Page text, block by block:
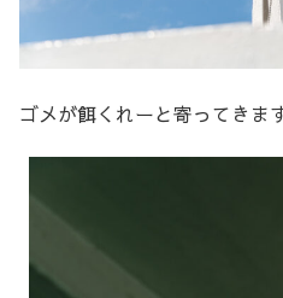
ゴメが餌くれーと寄ってきます